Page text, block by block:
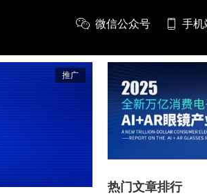
微信公众号 手机
推广
热门文章排行